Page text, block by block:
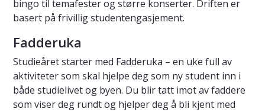
bingo til temafester og større konserter. Driften er
basert på frivillig studentengasjement.
Fadderuka
Studieåret starter med Fadderuka – en uke full av
aktiviteter som skal hjelpe deg som ny student inn i
både studielivet og byen. Du blir tatt imot av faddere
som viser deg rundt og hjelper deg å bli kjent med